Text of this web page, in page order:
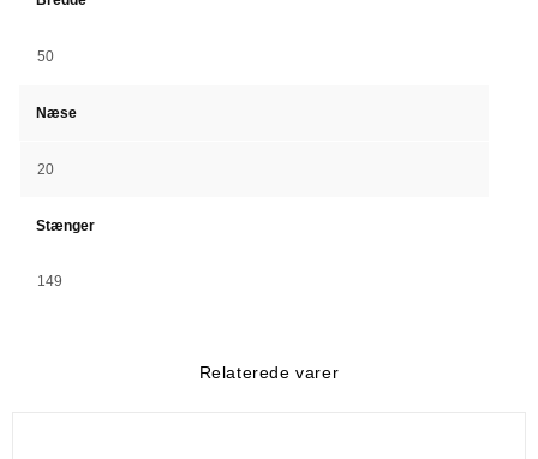
50
Næse
20
Stænger
149
Relaterede varer